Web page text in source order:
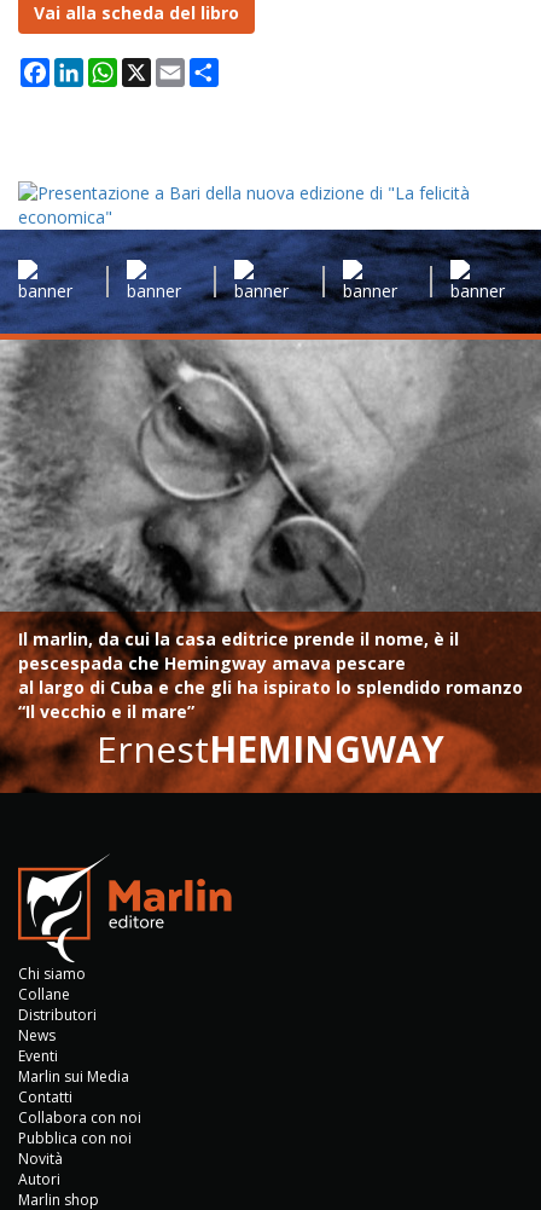
Vai alla scheda del libro
Facebook
LinkedInWhatsApp
X Email
Il marlin, da cui la casa editrice prende il nome, è il
pescespada che Hemingway amava pescare
al largo di Cuba e che gli ha ispirato lo splendido romanzo
“Il vecchio e il mare”
ErnestHEMINGWAY
Chi siamo
Collane
Distributori
News
Eventi
Marlin sui Media
Contatti
Collabora con noi
Pubblica con noi
Novità
Autori
Marlin shop